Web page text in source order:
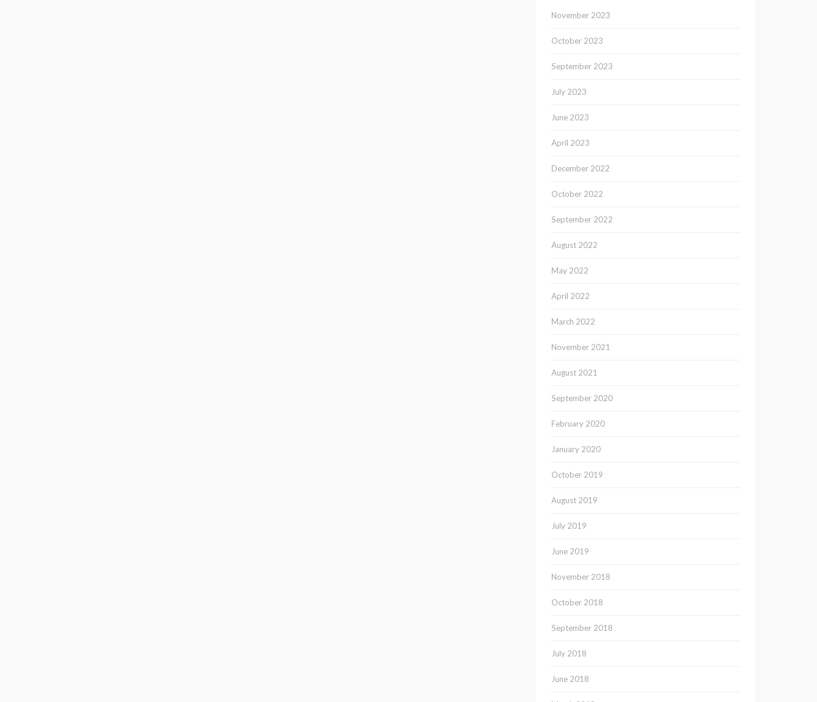
November 2023
October 2023
September 2023
July 2023
June 2023
April 2023
December 2022
October 2022
September 2022
August 2022
May 2022
April 2022
March 2022
November 2021
August 2021
September 2020
February 2020
January 2020
October 2019
August 2019
July 2019
June 2019
November 2018
October 2018
September 2018
July 2018
June 2018